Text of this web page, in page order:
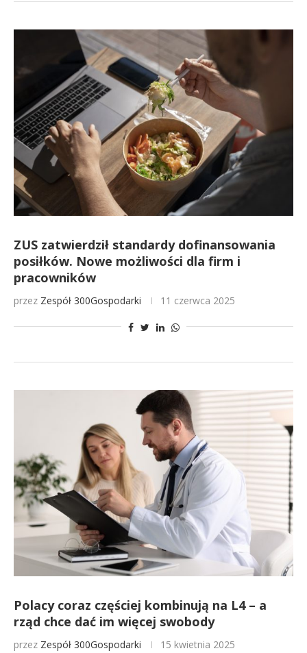
ZUS zatwierdził standardy dofinansowania
posiłków. Nowe możliwości dla firm i
pracowników
przez Zespół 300Gospodarki 11 czerwca 2025
Polacy coraz częściej kombinują na L4 – a
rząd chce dać im więcej swobody
przez Zespół 300Gospodarki 15 kwietnia 2025